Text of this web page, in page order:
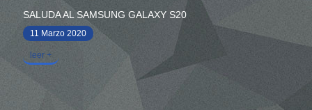
SALUDA AL SAMSUNG GALAXY S20
11 Marzo 2020
leer +